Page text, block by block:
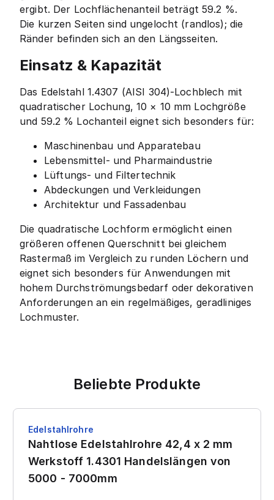
ergibt. Der Lochflächenanteil beträgt 59.2 %.
Die kurzen Seiten sind ungelocht (randlos); die
Ränder befinden sich an den Längsseiten.
Einsatz & Kapazität
Das Edelstahl 1.4307 (AISI 304)-Lochblech mit
quadratischer Lochung, 10 × 10 mm Lochgröße
und 59.2 % Lochanteil eignet sich besonders für:
Maschinenbau und Apparatebau
Lebensmittel- und Pharmaindustrie
Lüftungs- und Filtertechnik
Abdeckungen und Verkleidungen
Architektur und Fassadenbau
Die quadratische Lochform ermöglicht einen
größeren offenen Querschnitt bei gleichem
Rastermaß im Vergleich zu runden Löchern und
eignet sich besonders für Anwendungen mit
hohem Durchströmungsbedarf oder dekorativen
Anforderungen an ein regelmäßiges, geradliniges
Lochmuster.
Beliebte Produkte
Edelstahlrohre
Nahtlose Edelstahlrohre 42,4 x 2 mm
Werkstoff 1.4301 Handelslängen von
5000 - 7000mm